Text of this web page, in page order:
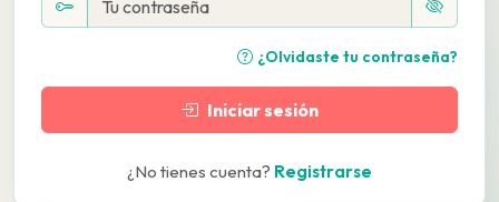
¿Olvidaste tu contraseña?
Iniciar sesión
¿No tienes cuenta? Registrarse